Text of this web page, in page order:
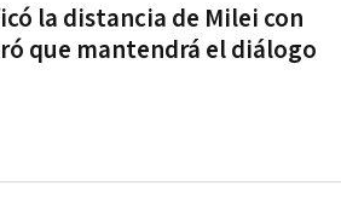
la distancia de Milei con
que mantendrá el diálogo